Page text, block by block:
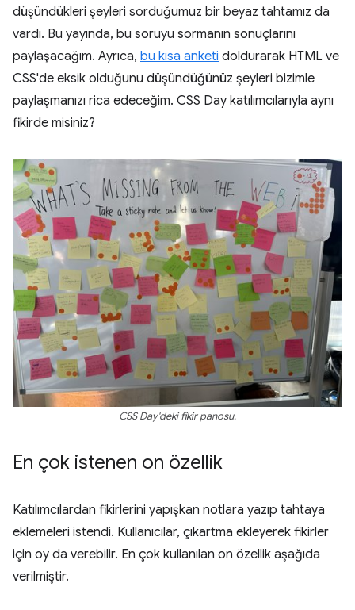
düşündükleri şeyleri sorduğumuz bir beyaz tahtamız da
vardı. Bu yayında, bu soruyu sormanın sonuçlarını
paylaşacağım. Ayrıca, bu kısa anketi doldurarak HTML ve
CSS'de eksik olduğunu düşündüğünüz şeyleri bizimle
paylaşmanızı rica edeceğim. CSS Day katılımcılarıyla aynı
fikirde misiniz?
CSS Day'deki fikir panosu.
En çok istenen on özellik
Katılımcılardan fikirlerini yapışkan notlara yazıp tahtaya
eklemeleri istendi. Kullanıcılar, çıkartma ekleyerek fikirler
için oy da verebilir. En çok kullanılan on özellik aşağıda
verilmiştir.